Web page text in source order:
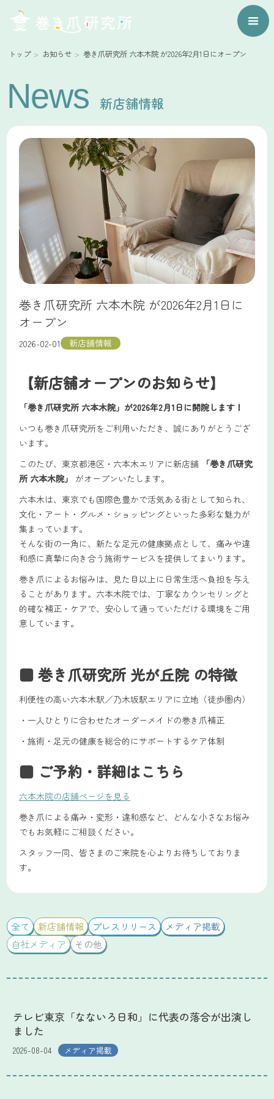
トップ お知らせ 巻き爪研究所 六本木院 が2026年2月1日にオープン
News 新店舗情報
巻き爪研究所 六本木院 が2026年2月1日に
オープン
2026-02-01 新店舗情報
【新店舗オープンのお知らせ】
「巻き爪研究所 六本木院」が2026年2月1日に開院します！
いつも巻き爪研究所をご利用いただき、誠にありがとうござ
います。
このたび、東京都港区・六本木エリアに新店舗
「巻き爪研究
所 六本木院」
がオープンいたします。
六本木は、東京でも国際色豊かで活気ある街として知られ、
文化・アート・グルメ・ショッピングといった多彩な魅力が
集まっています。
そんな街の一角に、新たな足元の健康拠点として、痛みや違
和感に真摯に向き合う施術サービスを提供してまいります。
巻き爪によるお悩みは、見た目以上に日常生活へ負担を与え
ることがあります。六本木院では、丁寧なカウンセリングと
的確な補正・ケアで、安心して通っていただける環境をご用
意しています。
■ 巻き爪研究所 光が丘院 の特徴
利便性の高い六本木駅／乃木坂駅エリアに立地（徒歩圏内）
・一人ひとりに合わせたオーダーメイドの巻き爪補正
・施術・足元の健康を総合的にサポートするケア体制
■ ご予約・詳細はこちら
六本木院の店舗ページを見る
巻き爪による痛み・変形・違和感など、どんな小さなお悩み
でもお気軽にご相談ください。
スタッフ一同、皆さまのご来院を心よりお待ちしておりま
す。
全て 新店舗情報 プレスリリース
メディア掲載
自社メディア
その他
テレビ東京「なないろ日和」に代表の落合が出演し
ました
2026-08-04 メディア掲載